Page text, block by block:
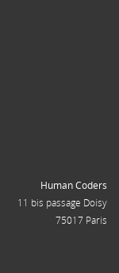
Human Coders
11 bis passage Doisy
75017 Paris